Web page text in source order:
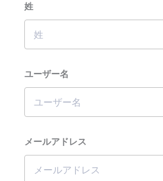
姓
ユーザー名
メールアドレス